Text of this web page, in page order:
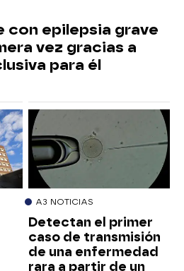
con epilepsia grave
vez gracias a
para él
A3 NOTICIAS
Detectan el primer
caso de transmisión
de una enfermedad
rara a partir de un